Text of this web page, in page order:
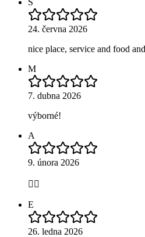
24. června 2026
nice place, service and food
M
7. dubna 2026
výborné!
A
9. února 2026
👌🏻
E
26. ledna 2026